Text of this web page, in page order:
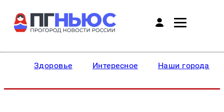
Здоровье Интересное Наши города